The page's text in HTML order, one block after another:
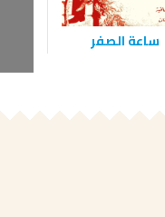
ساعة الصفر